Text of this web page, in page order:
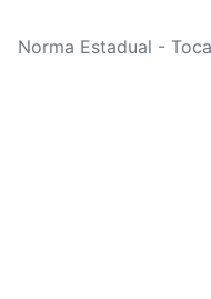
Norma Estadual -